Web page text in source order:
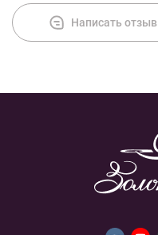
Написать отзыв